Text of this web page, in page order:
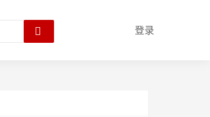
登录